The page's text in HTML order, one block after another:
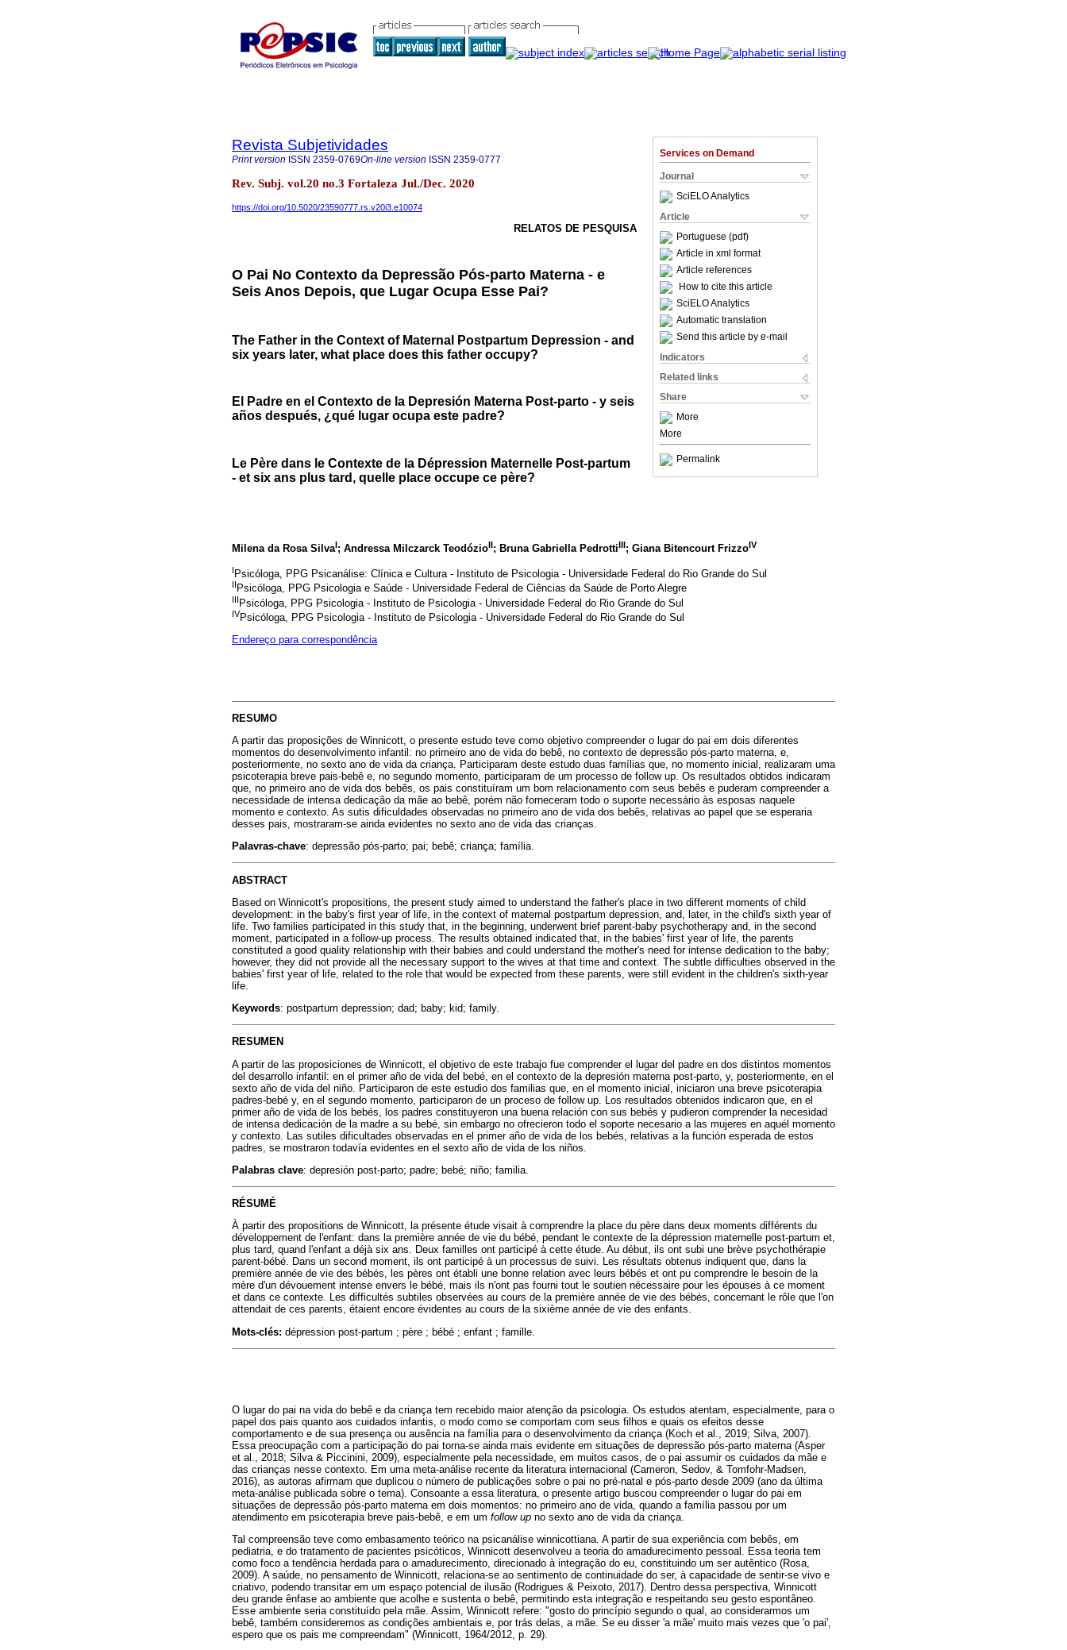
Services on Demand
Journal
SciELO Analytics
Article
Portuguese (pdf)
Article in xml format
Article references
How to cite this article
SciELO Analytics
Automatic translation
Send this article by e-mail
Indicators
Related links
Share
More
More
Permalink
Revista Subjetividades
Print version ISSN 2359-0769On-line version ISSN 2359-0777
Rev. Subj. vol.20 no.3 Fortaleza Jul./Dec. 2020
https://doi.org/10.5020/23590777.rs.v20i3.e10074
RELATOS DE PESQUISA
O Pai No Contexto da Depressão Pós-parto Materna - e
Seis Anos Depois, que Lugar Ocupa Esse Pai?
The Father in the Context of Maternal Postpartum Depression - and
six years later, what place does this father occupy?
El Padre en el Contexto de la Depresión Materna Post-parto - y seis
años después, ¿qué lugar ocupa este padre?
Le Père dans le Contexte de la Dépression Maternelle Post-partum
- et six ans plus tard, quelle place occupe ce père?
Milena da Rosa SilvaI; Andressa Milczarck TeodózioII; Bruna Gabriella PedrottiIII; Giana Bitencourt FrizzoIV
I Psicóloga, PPG Psicanálise: Clínica e Cultura - Instituto de Psicologia - Universidade Federal do Rio Grande do Sul
II Psicóloga, PPG Psicologia e Saúde - Universidade Federal de Ciências da Saúde de Porto Alegre
IIIPsicóloga, PPG Psicologia - Instituto de Psicologia - Universidade Federal do Rio Grande do Sul
IVPsicóloga, PPG Psicologia - Instituto de Psicologia - Universidade Federal do Rio Grande do Sul
Endereço para correspondência
RESUMO
A partir das proposições de Winnicott, o presente estudo teve como objetivo compreender o lugar do pai em dois diferentes
momentos do desenvolvimento infantil: no primeiro ano de vida do bebê, no contexto de depressão pós-parto materna, e,
posteriormente, no sexto ano de vida da criança. Participaram deste estudo duas famílias que, no momento inicial, realizaram uma
psicoterapia breve pais-bebê e, no segundo momento, participaram de um processo de follow up. Os resultados obtidos indicaram
que, no primeiro ano de vida dos bebês, os pais constituíram um bom relacionamento com seus bebês e puderam compreender a
necessidade de intensa dedicação da mãe ao bebê, porém não forneceram todo o suporte necessário às esposas naquele
momento e contexto. As sutis dificuldades observadas no primeiro ano de vida dos bebês, relativas ao papel que se esperaria
desses pais, mostraram-se ainda evidentes no sexto ano de vida das crianças.
Palavras-chave: depressão pós-parto; pai; bebê; criança; família.
ABSTRACT
Based on Winnicott's propositions, the present study aimed to understand the father's place in two different moments of child
development: in the baby's first year of life, in the context of maternal postpartum depression, and, later, in the child's sixth year of
life. Two families participated in this study that, in the beginning, underwent brief parent-baby psychotherapy and, in the second
moment, participated in a follow-up process. The results obtained indicated that, in the babies' first year of life, the parents
constituted a good quality relationship with their babies and could understand the mother's need for intense dedication to the baby;
however, they did not provide all the necessary support to the wives at that time and context. The subtle difficulties observed in the
babies' first year of life, related to the role that would be expected from these parents, were still evident in the children's sixth-year
life.
Keywords: postpartum depression; dad; baby; kid; family.
RESUMEN
A partir de las proposiciones de Winnicott, el objetivo de este trabajo fue comprender el lugar del padre en dos distintos momentos
del desarrollo infantil: en el primer año de vida del bebé, en el contexto de la depresión materna post-parto, y, posteriormente, en el
sexto año de vida del niño. Participaron de este estudio dos familias que, en el momento inicial, iniciaron una breve psicoterapia
padres-bebé y, en el segundo momento, participaron de un proceso de follow up. Los resultados obtenidos indicaron que, en el
primer año de vida de los bebés, los padres constituyeron una buena relación con sus bebés y pudieron comprender la necesidad
de intensa dedicación de la madre a su bebé, sin embargo no ofrecieron todo el soporte necesario a las mujeres en aquél momento
y contexto. Las sutiles dificultades observadas en el primer año de vida de los bebés, relativas a la función esperada de estos
padres, se mostraron todavía evidentes en el sexto año de vida de los niños.
Palabras clave: depresión post-parto; padre; bebé; niño; familia.
RÉSUMÉ
À partir des propositions de Winnicott, la présente étude visait à comprendre la place du père dans deux moments différents du
développement de l'enfant: dans la première année de vie du bébé, pendant le contexte de la dépression maternelle post-partum et,
plus tard, quand l'enfant a déjà six ans. Deux familles ont participé à cette étude. Au début, ils ont subi une brève psychothérapie
parent-bébé. Dans un second moment, ils ont participé à un processus de suivi. Les résultats obtenus indiquent que, dans la
première année de vie des bébés, les pères ont établi une bonne relation avec leurs bébés et ont pu comprendre le besoin de la
mère d'un dévouement intense envers le bébé, mais ils n'ont pas fourni tout le soutien nécessaire pour les épouses à ce moment
et dans ce contexte. Les difficultés subtiles observées au cours de la première année de vie des bébés, concernant le rôle que l'on
attendait de ces parents, étaient encore évidentes au cours de la sixième année de vie des enfants.
Mots-clés: dépression post-partum ; père ; bébé ; enfant ; famille.
O lugar do pai na vida do bebê e da criança tem recebido maior atenção da psicologia. Os estudos atentam, especialmente, para o
papel dos pais quanto aos cuidados infantis, o modo como se comportam com seus filhos e quais os efeitos desse
comportamento e de sua presença ou ausência na família para o desenvolvimento da criança (Koch et al., 2019; Silva, 2007).
Essa preocupação com a participação do pai torna-se ainda mais evidente em situações de depressão pós-parto materna (Asper
et al., 2018; Silva & Piccinini, 2009), especialmente pela necessidade, em muitos casos, de o pai assumir os cuidados da mãe e
das crianças nesse contexto. Em uma meta-análise recente da literatura internacional (Cameron, Sedov, & Tomfohr-Madsen,
2016), as autoras afirmam que duplicou o número de publicações sobre o pai no pré-natal e pós-parto desde 2009 (ano da última
meta-análise publicada sobre o tema). Consoante a essa literatura, o presente artigo buscou compreender o lugar do pai em
situações de depressão pós-parto materna em dois momentos: no primeiro ano de vida, quando a família passou por um
atendimento em psicoterapia breve pais-bebê, e em um follow up no sexto ano de vida da criança.
Tal compreensão teve como embasamento teórico na psicanálise winnicottiana. A partir de sua experiência com bebês, em
pediatria, e do tratamento de pacientes psicóticos, Winnicott desenvolveu a teoria do amadurecimento pessoal. Essa teoria tem
como foco a tendência herdada para o amadurecimento, direcionado à integração do eu, constituindo um ser autêntico (Rosa,
2009). A saúde, no pensamento de Winnicott, relaciona-se ao sentimento de continuidade do ser, à capacidade de sentir-se vivo e
criativo, podendo transitar em um espaço potencial de ilusão (Rodrigues & Peixoto, 2017). Dentro dessa perspectiva, Winnicott
deu grande ênfase ao ambiente que acolhe e sustenta o bebê, permitindo esta integração e respeitando seu gesto espontâneo.
Esse ambiente seria constituído pela mãe. Assim, Winnicott refere: "gosto do princípio segundo o qual, ao considerarmos um
bebê, também consideremos as condições ambientais e, por trás delas, a mãe. Se eu disser 'a mãe' muito mais vezes que 'o pai',
espero que os pais me compreendam" (Winnicott, 1964/2012, p. 29).